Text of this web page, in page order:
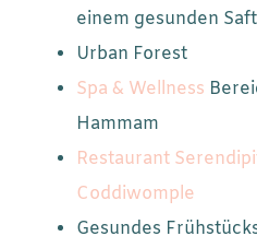
einem gesunden Saft
Urban Forest
Spa & Wellness
Hammam
Restaurant
Coddiwomple
Gesundes